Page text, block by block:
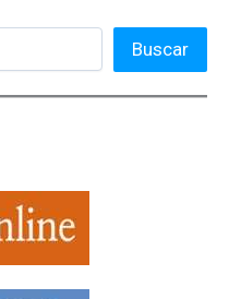
Buscar